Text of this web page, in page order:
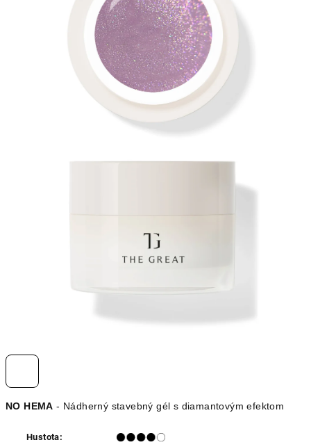
NO HEMA - Nádherný stavebný gél s diamantovým efektom
Hustota:
hviezdičiek.